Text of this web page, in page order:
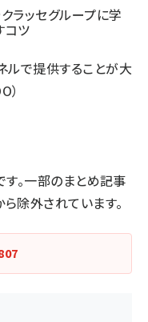
ラッセグループに学
コツ
ルで提供することが大
）
。一部のまとめ記事
除外されています。